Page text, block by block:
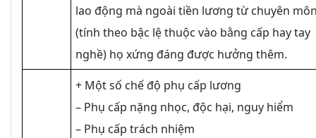
lao động mà ngoài tiền lương từ chuyên
(tính theo bậc lệ thuộc vào bằng cấp hay tay
nghề) họ xứng đáng được hưởng thêm.
+ Một số chế độ phụ cấp lương
– Phụ cấp nặng nhọc, độc hại, nguy hiểm
– Phụ cấp trách nhiệm